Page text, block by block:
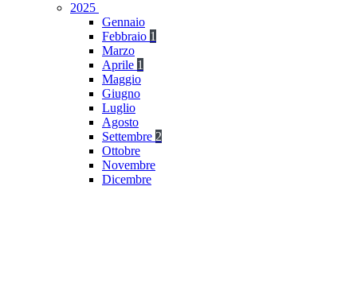
2025
Gennaio
Febbraio 1
Marzo
Aprile 1
Maggio
Giugno
Luglio
Agosto
Settembre 2
Ottobre
Novembre
Dicembre